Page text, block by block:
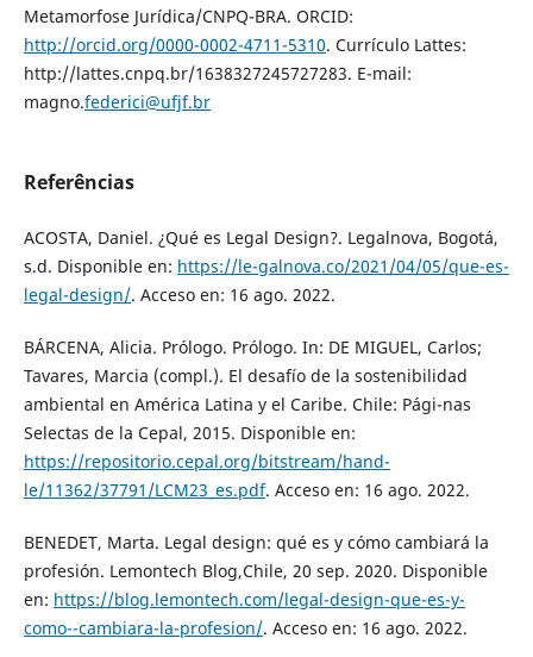
Metamorfose Jurídica/CNPQ-BRA. ORCID:
http://orcid.org/0000-0002-4711-5310. Currículo Lattes:
http://lattes.cnpq.br/1638327245727283. E-mail:
magno.federici@ufjf.br
Referências
ACOSTA, Daniel. ¿Qué es Legal Design?. Legalnova, Bogotá,
s.d. Disponible en: https://le-galnova.co/2021/04/05/que-es-
legal-design/. Acceso en: 16 ago. 2022.
BÁRCENA, Alicia. Prólogo. Prólogo. In: DE MIGUEL, Carlos;
Tavares, Marcia (compl.). El desafío de la sostenibilidad
ambiental en América Latina y el Caribe. Chile: Pági-nas
Selectas de la Cepal, 2015. Disponible en:
https://repositorio.cepal.org/bitstream/hand-
le/11362/37791/LCM23_es.pdf. Acceso en: 16 ago. 2022.
BENEDET, Marta. Legal design: qué es y cómo cambiará la
profesión. Lemontech Blog,Chile, 20 sep. 2020. Disponible
en: https://blog.lemontech.com/legal-design-que-es-y-
como--cambiara-la-profesion/. Acceso en: 16 ago. 2022.